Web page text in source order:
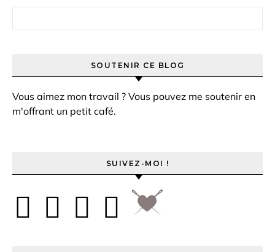
SOUTENIR CE BLOG
Vous aimez mon travail ? Vous pouvez me soutenir en
m'offrant un petit café.
SUIVEZ-MOI !